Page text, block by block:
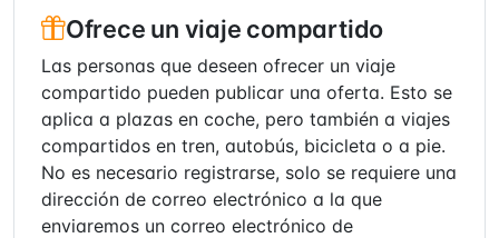
Ofrece un viaje compartido
Las personas que deseen ofrecer un viaje
compartido pueden publicar una oferta. Esto se
aplica a plazas en coche, pero también a viajes
compartidos en tren, autobús, bicicleta o a pie.
No es necesario registrarse, solo se requiere una
dirección de correo electrónico a la que
enviaremos un correo electrónico de